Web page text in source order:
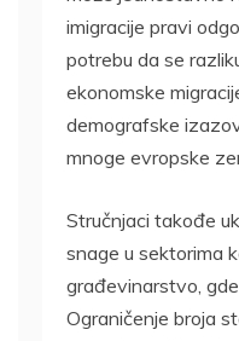
imigracije pravi
potrebu da se
ekonomske
demografske
mnoge evropske
Stručnjaci takođe
snage u sektorima
građevinarstvo,
Ograničenje broja